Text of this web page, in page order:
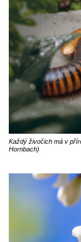
Každý živočich má v
Hornbach)